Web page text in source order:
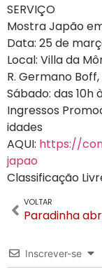
SERVIÇO
Mostra Japão
Data: 25 de
Local: Villa da
R. Germano
Sábado: das 10h
Ingressos
idades
AQUI: https://
japao
Classificação
VOLTAR
Inscrever-se